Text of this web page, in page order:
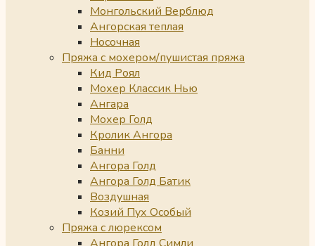
Монгольский Верблюд
Ангорская теплая
Носочная
Пряжа с мохером/пушистая пряжа
Кид Роял
Мохер Классик Нью
Ангара
Мохер Голд
Кролик Ангора
Банни
Ангора Голд
Ангора Голд Батик
Воздушная
Козий Пух Особый
Пряжа с люрексом